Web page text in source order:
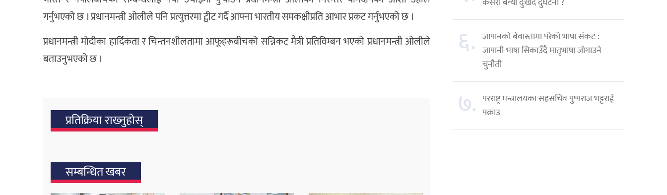
गर्नुभएको छ । प्रधानमन्त्री ओलीले पनि प्रत्युत्तरमा ट्वीट गर्दै आफ्ना भारतीय समकक्षीप्रति आभार प्रकट गर्नुभएको छ ।
प्रधानमन्त्री मोदीका हार्दिकता र चिन्तनशीलतामा आफूहरूबीचको सन्निकट मैत्री प्रतिविम्बन भएको प्रधानमन्त्री ओलीले
बताउनुभएको छ ।
प्रतिक्रिया राख्‍नुहोस्
सम्बन्धित खबर
६. जापानको बेवास्तामा परेको भाषा संकट :
जापानी भाषा सिकाउँदै मातृभाषा जोगाउने
चुनौती
७. परराष्ट्र मन्त्रालयका सहसचिव पुष्पराज भट्टराई
पक्राउ